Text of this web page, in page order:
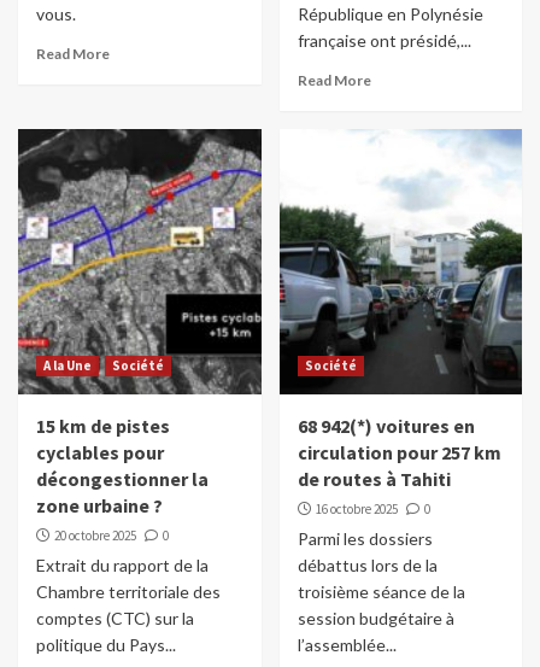
vous.
Read More
République en Polynésie
française ont présidé,...
Read More
A la Une Société
15 km de pistes
cyclables pour
décongestionner la
zone urbaine ?
20 octobre 2025 0
Extrait du rapport de la
Chambre territoriale des
comptes (CTC) sur la
politique du Pays...
Société
68 942(*) voitures en
circulation pour 257 km
de routes à Tahiti
16 octobre 2025 0
Parmi les dossiers
débattus lors de la
troisième séance de la
session budgétaire à
l’assemblée...